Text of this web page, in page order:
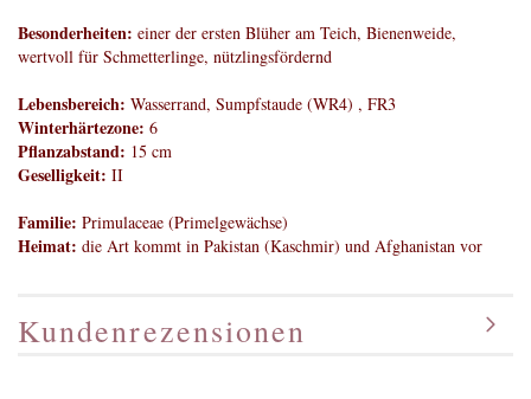
Besonderheiten: einer der ersten Blüher am Teich, Bienenweide,
wertvoll für Schmetterlinge, nützlingsfördernd
Lebensbereich: Wasserrand, Sumpfstaude (WR4) , FR3
Winterhärtezone: 6
Pflanzabstand: 15 cm
Geselligkeit: II
Familie: Primulaceae (Primelgewächse)
Heimat: die Art kommt in Pakistan (Kaschmir) und Afghanistan vor
Kundenrezensionen